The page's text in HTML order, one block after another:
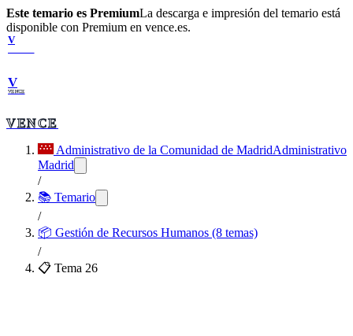
Este temario es PremiumLa descarga e impresión del temario está
disponible con Premium en vence.es.
V
V
VENCE
VENCE
Administrativo de la Comunidad de MadridAdministrativo
Madrid
/
📚 Temario
/
📦 Gestión de Recursos Humanos (8 temas)
/
📋 Tema 26